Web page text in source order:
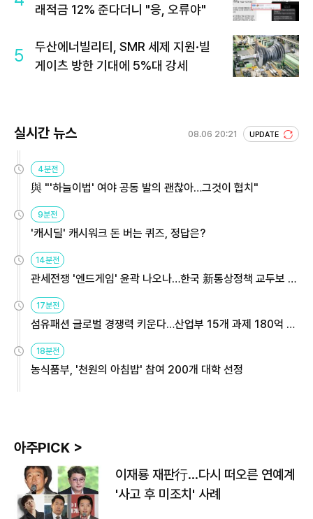
래적금 12% 준다더니 "응, 오류야"
5
두산에너빌리티, SMR 세제 지원·빌
게이츠 방한 기대에 5%대 강세
실시간 뉴스 08.06 20:21 UPDATE
4분전
與 "'하늘이법' 여야 공동 발의 괜찮아…그것이 협치"
9분전
'캐시딜' 캐시워크 돈 버는 퀴즈, 정답은?
14분전
관세전쟁 '엔드게임' 윤곽 나오나…한국 新통상정책 교두보 활
17분전
섬유패션 글로벌 경쟁력 키운다…산업부 15개 과제 180억 지
18분전
농식품부, '천원의 아침밥' 참여 200개 대학 선정
아주PICK >
이재룡 재판行…다시 떠오른 연예계
'사고 후 미조치' 사례